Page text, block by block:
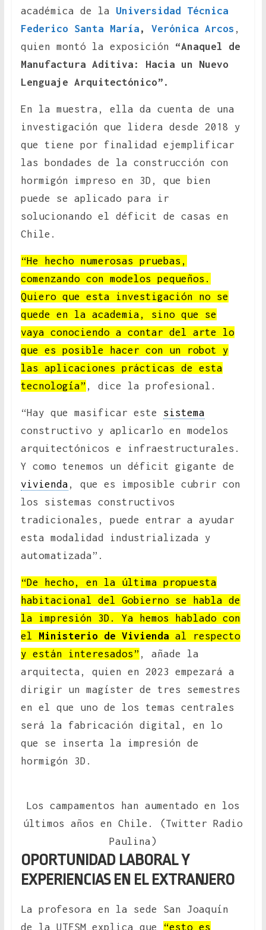
académica de la Universidad Técnica
Federico Santa María , Verónica Arcos ,
quien montó la exposición “Anaquel de
Manufactura Aditiva: Hacia un Nuevo
Lenguaje Arquitectónico”.
En la muestra, ella da cuenta de una
investigación que lidera desde 2018 y
que tiene por finalidad ejemplificar
las bondades de la construcción con
hormigón impreso en 3D, que bien
puede se aplicado para ir
solucionando el déficit de casas en
Chile.
“He hecho numerosas pruebas,
comenzando con modelos pequeños.
Quiero que esta investigación no se
quede en la academia, sino que se
vaya conociendo a contar del arte lo
que es posible hacer con un robot y
las aplicaciones prácticas de esta
tecnología” , dice la profesional.
“Hay que masificar este sistema
constructivo y aplicarlo en modelos
arquitectónicos e infraestructurales.
Y como tenemos un déficit gigante de
vivienda , que es imposible cubrir con
los sistemas constructivos
tradicionales, puede entrar a ayudar
esta modalidad industrializada y
automatizada”.
“De hecho, en la última propuesta
habitacional del Gobierno se habla de
la impresión 3D. Ya hemos hablado con
el Ministerio de Vivienda al respecto
y están interesados” , añade la
arquitecta, quien en 2023 empezará a
dirigir un magíster de tres semestres
en el que uno de los temas centrales
será la fabricación digital, en lo
que se inserta la impresión de
hormigón 3D.
Los campamentos han aumentado en los
últimos años en Chile. (Twitter Radio
Paulina)
OPORTUNIDAD LABORAL Y
EXPERIENCIAS EN EL EXTRANJERO
La profesora en la sede San Joaquín
de la UTFSM explica que
“esto es